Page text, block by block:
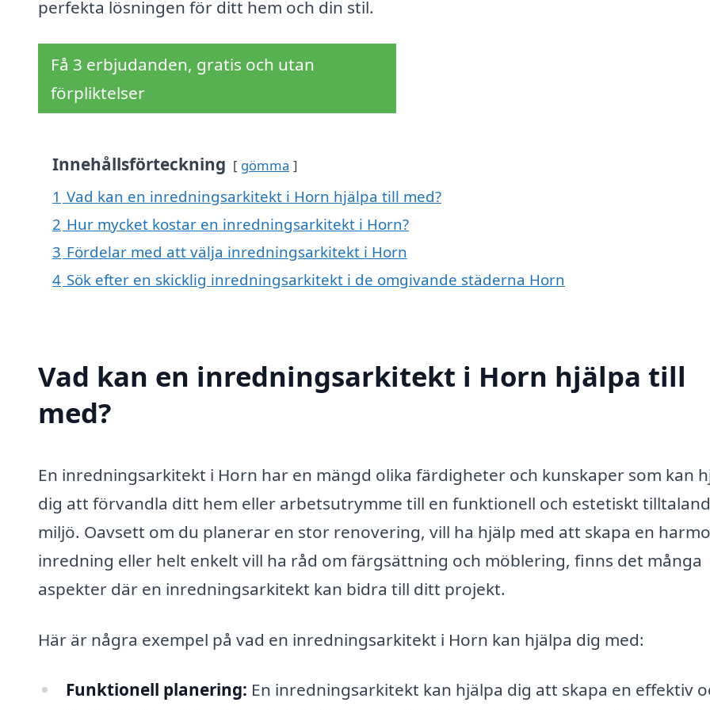
perfekta lösningen för ditt hem och din stil.
Få 3 erbjudanden, gratis och utan
förpliktelser
Innehållsförteckning gömma
1 Vad kan en inredningsarkitekt i Horn hjälpa till med?
2 Hur mycket kostar en inredningsarkitekt i Horn?
3 Fördelar med att välja inredningsarkitekt i Horn
4 Sök efter en skicklig inredningsarkitekt i de omgivande städerna Horn
Vad kan en inredningsarkitekt i Horn hjälpa till
med?
En inredningsarkitekt i Horn har en mängd olika färdigheter och kunskaper som kan
dig att förvandla ditt hem eller arbetsutrymme till en funktionell och estetiskt
miljö. Oavsett om du planerar en stor renovering, vill ha hjälp med att skapa en
inredning eller helt enkelt vill ha råd om färgsättning och möblering, finns det många
aspekter där en inredningsarkitekt kan bidra till ditt projekt.
Här är några exempel på vad en inredningsarkitekt i Horn kan hjälpa dig med:
Funktionell planering: En inredningsarkitekt kan hjälpa dig att skapa en effektiv